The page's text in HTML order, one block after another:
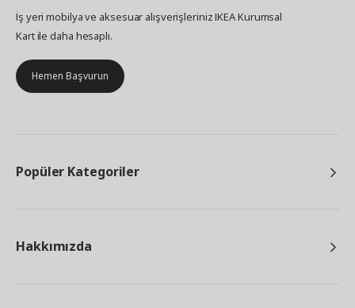
İş yeri mobilya ve aksesuar alışverişleriniz IKEA Kurumsal
Kart ile daha hesaplı.
Hemen Başvurun
Popüler Kategoriler
Hakkımızda